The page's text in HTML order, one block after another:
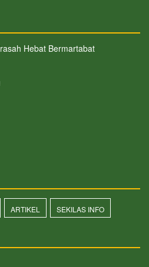
Hebat Bermartabat
ARTIKEL SEKILAS INFO